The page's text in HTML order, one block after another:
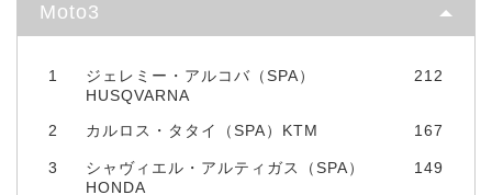
Moto3
1
ジェレミー・アルコバ（SPA）
HUSQVARNA
212
2 カルロス・タタイ（SPA）KTM 167
3
シャヴィエル・アルティガス（SPA）
HONDA
149